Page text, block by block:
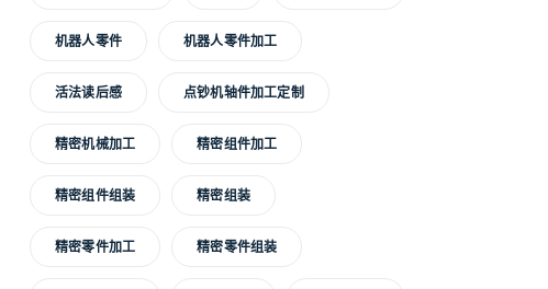
机器人零件 机器人零件加工
活法读后感 点钞机轴件加工定制
精密机械加工 精密组件加工
精密组件组装 精密组装
精密零件加工 精密零件组装